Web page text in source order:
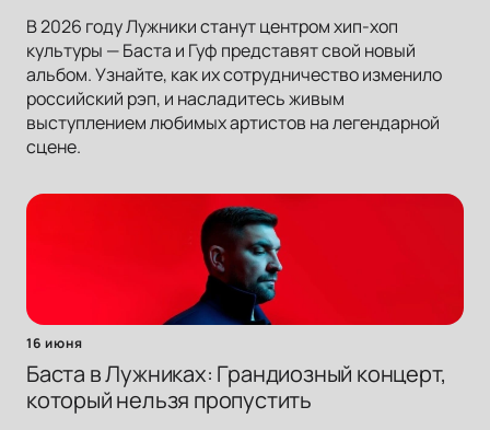
В 2026 году Лужники станут центром хип-хоп
культуры — Баста и Гуф представят свой новый
альбом. Узнайте, как их сотрудничество изменило
российский рэп, и насладитесь живым
выступлением любимых артистов на легендарной
сцене.
16 июня
Баста в Лужниках: Грандиозный концерт,
который нельзя пропустить